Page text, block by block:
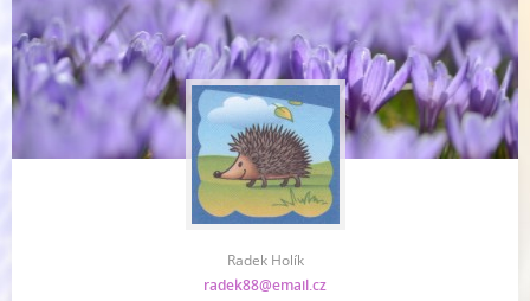
Radek Holík
radek88@email.cz